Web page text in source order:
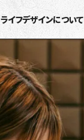
ライフデザインについて